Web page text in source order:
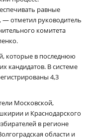
равные
— отметил руководитель
комитета
которые в последнюю
кандидатов. В системе
4,3
Московской,
и Краснодарского
в регионе
области и